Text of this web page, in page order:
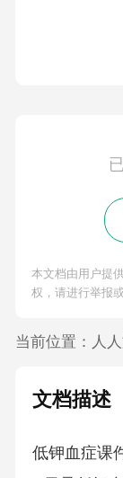
本文档由用户提
权，请进行举报
当前位置： 人
文档描述
低钾血症课